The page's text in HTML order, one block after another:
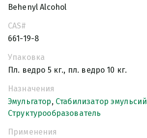
Behenyl Alcohol
CAS#
661-19-8
Упаковка
Пл. ведро 5 кг., пл. ведро 10 кг.
Назначения
Эмульгатор, Стабилизатор эмульсий
Структурообразователь
Применения